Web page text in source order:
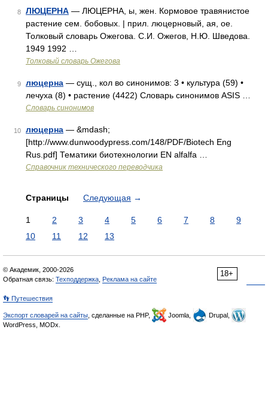
8 ЛЮЦЕРНА — ЛЮЦЕРНА, ы, жен. Кормовое травянистое
растение сем. бобовых. | прил. люцерновый, ая, ое.
Толковый словарь Ожегова. С.И. Ожегов, Н.Ю. Шведова.
1949 1992 …
Толковый словарь Ожегова
9 люцерна — сущ., кол во синонимов: 3 • культура (59) •
лечуха (8) • растение (4422) Словарь синонимов ASIS …
Словарь синонимов
10 люцерна — &mdash;
[http://www.dunwoodypress.com/148/PDF/Biotech Eng
Rus.pdf] Тематики биотехнологии EN alfalfa …
Справочник технического переводчика
Страницы Следующая →
1 2 3 4 5 6 7 8
9
10
11 12 13
18+
© Академик, 2000-2026
Обратная связь: Техподдержка Реклама на сайте
👣 Путешествия
Экспорт словарей на сайты , сделанные на PHP, Joomla,
Drupal,
WordPress, MODx.